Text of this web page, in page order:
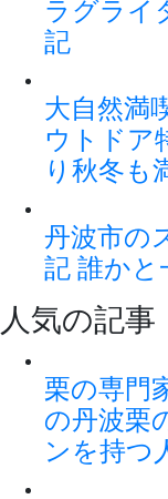
ラグライ
記
大自然満
ウトドア
り秋冬も
丹波市の
記 誰か
人気の記事
栗の専門
の丹波栗
ンを持つ